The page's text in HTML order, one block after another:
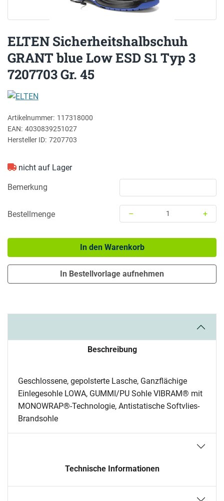
ELTEN Sicherheitshalbschuh
GRANT blue Low ESD S1 Typ 3
7207703 Gr. 45
Artikelnummer: 117318000
EAN: 4030839251027
Hersteller ID: 7207703
nicht auf Lager
Bemerkung
Bestellmenge –
+
In den Warenkorb
In Bestellvorlage aufnehmen
Beschreibung
Geschlossene, gepolsterte Lasche, Ganzflächige
Einlegesohle LOWA, GUMMI/PU Sohle VIBRAM® mit
MONOWRAP®-Technologie, Antistatische Softvlies-
Brandsohle
Technische Informationen